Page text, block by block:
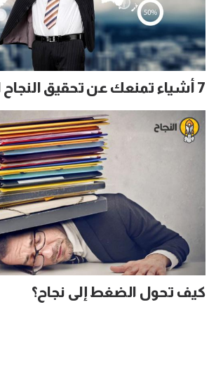
7 أشياء تمنعك عن تحقيق النجاح المهني
كيف تحول الضغط إلى نجاح؟